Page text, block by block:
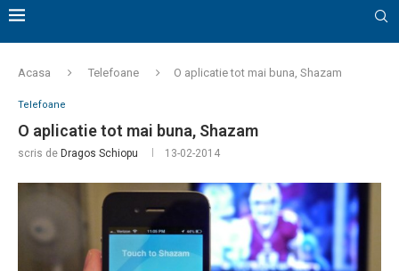
Acasa Telefoane O aplicatie tot mai buna, Shazam
Telefoane
O aplicatie tot mai buna, Shazam
scris de Dragos Schiopu 13-02-2014